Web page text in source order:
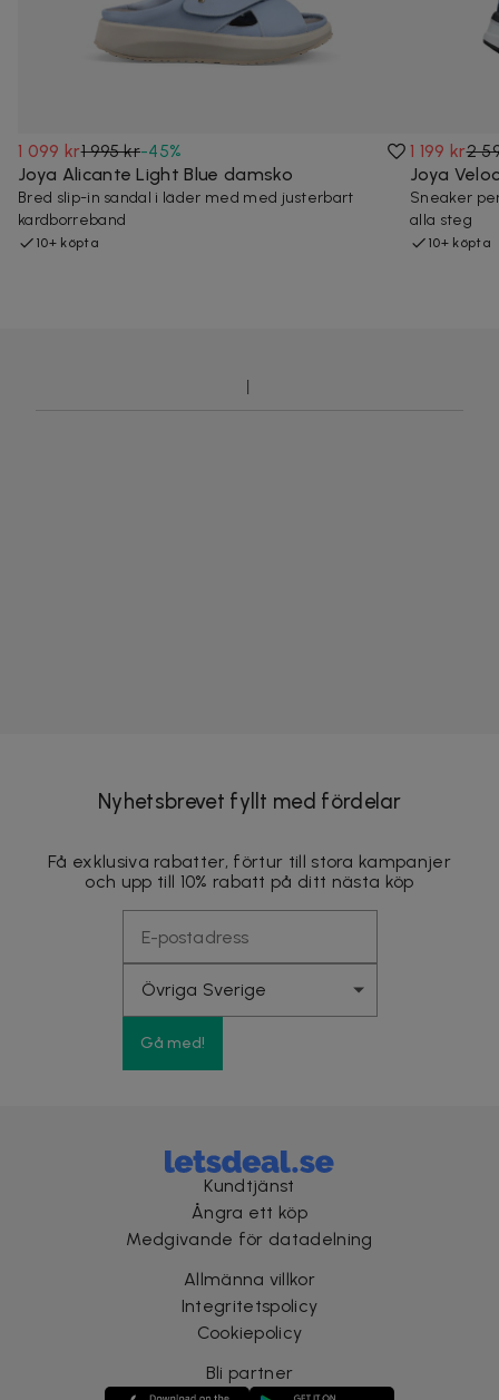
1 099 kr1 995 kr-45%
Joya Alicante Light Blue damsko
Bred slip-in sandal i läder med med justerbart
kardborreband
10+ köpta
1 199 kr2
Joya
Sneaker
alla steg
10+ köpta
Nyhetsbrevet fyllt med fördelar
Få exklusiva rabatter, förtur till stora kampanjer
och upp till 10% rabatt på ditt nästa köp
Gå med!
Kundtjänst
Ångra ett köp
Medgivande för datadelning
Allmänna villkor
Integritetspolicy
Cookiepolicy
Bli partner